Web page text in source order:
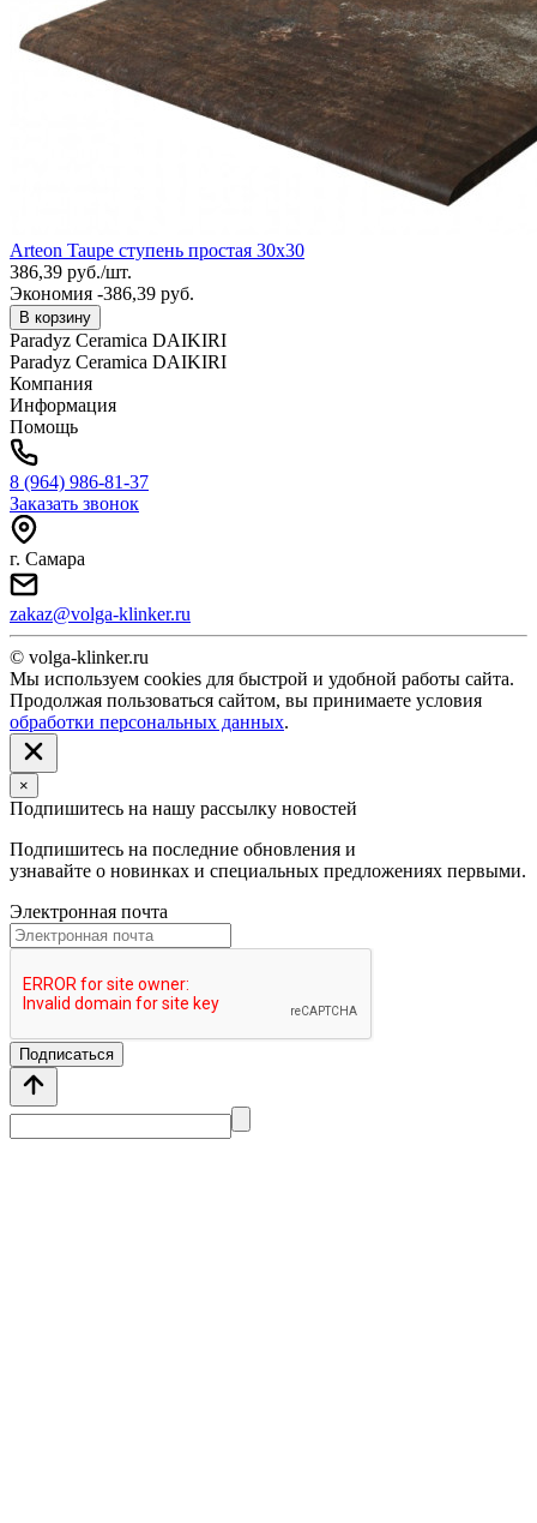
Arteon Taupe ступень простая 30x30
386,39 руб./шт.
Экономия -386,39 руб.
В корзину
Paradyz Ceramica DAIKIRI
Paradyz Ceramica DAIKIRI
Компания
Информация
Помощь
8 (964) 986-81-37
Заказать звонок
г. Самара
zakaz@volga-klinker.ru
© volga-klinker.ru
Мы используем cookies для быстрой и удобной работы сайта.
Продолжая пользоваться сайтом, вы принимаете условия
обработки персональных данных.
×
Подпишитесь на нашу рассылку новостей
Подпишитесь на последние обновления и
узнавайте о новинках и специальных предложениях первыми.
Электронная почта
Подписаться